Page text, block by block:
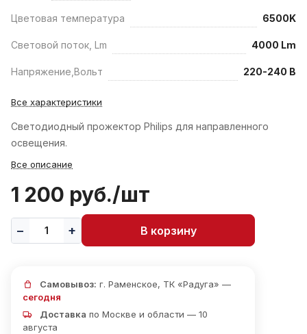
Цветовая температура 6500K
Световой поток, Lm 4000 Lm
Напряжение,Вольт 220-240 В
Все характеристики
Светодиодный прожектор Philips для направленного
освещения.
Все описание
1 200 руб./шт
В корзину
Самовывоз: г. Раменское, ТК «Радуга» —
сегодня
Доставка по Москве и области — 10
августа